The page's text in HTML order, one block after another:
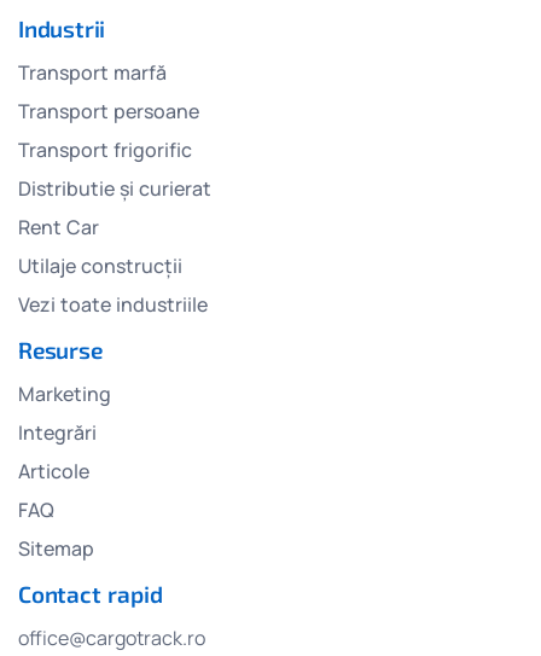
Industrii
Transport marfă
Transport persoane
Transport frigorific
Distributie și curierat
Rent Car
Utilaje construcții
Vezi toate industriile
Resurse
Marketing
Integrări
Articole
FAQ
Sitemap
Contact rapid
office@cargotrack.ro